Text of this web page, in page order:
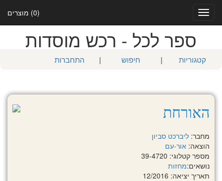
(0) מוצרים
Toggle
navigation
ספר לכל - רכש מוסדות
קטגוריות | חיפוש | התחברות
האורחת
מחבר: ליברכט סביון
הוצאה: אור-עם
מספר קטלוגי: 39-4720
נושאים:מחזות
תאריך יציאה: 12/2016